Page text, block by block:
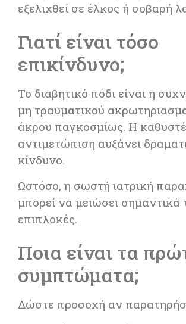
εξελιχθεί σε έλκος ή σοβαρή
Γιατί είναι τόσο
επικίνδυνο;
Το διαβητικό πόδι είναι η
μη τραυματικού
άκρου παγκοσμίως. Η
αντιμετώπιση αυξάνει
κίνδυνο.
Ωστόσο, η σωστή ιατρική
μπορεί να μειώσει σημαντικά
επιπλοκές.
Ποια είναι τα
συμπτώματα;
Δώστε προσοχή αν